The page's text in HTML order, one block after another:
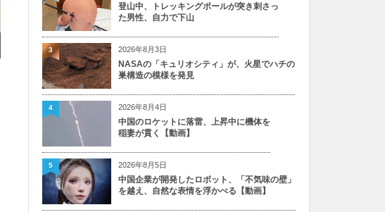
登山中、トレッキングポールが突き刺さっ
た男性、自力で下山
2026年8月3日
NASAの「キュリオシティ」が、火星でハチの
巣構造の模様を発見
3
2026年8月4日
中国のロケットに落雷、上昇中に機体を
稲妻が貫く【動画】
4
2026年8月5日
中国企業が開発したロボット、「不気味の壁」
を越え、自然な表情を浮かべる【動画】
5